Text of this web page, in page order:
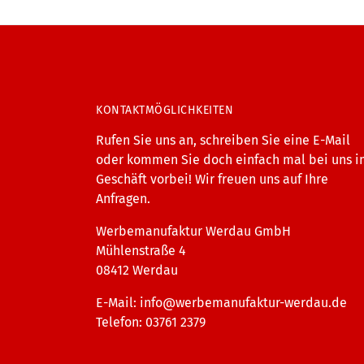
KONTAKTMÖGLICHKEITEN
Rufen Sie uns an, schreiben Sie eine E-Mail
oder kommen Sie doch einfach mal bei uns
Geschäft vorbei! Wir freuen uns auf Ihre
Anfragen.
Werbemanufaktur Werdau GmbH
Mühlenstraße 4
08412 Werdau
E-Mail: info@werbemanufaktur-werdau.de
Telefon: 03761 2379